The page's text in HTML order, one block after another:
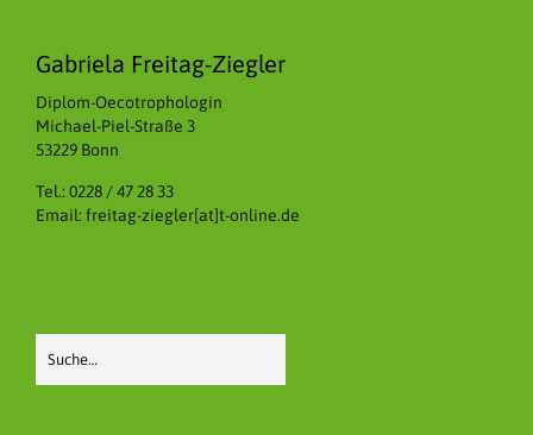
Gabriela Freitag-Ziegler
Diplom-Oecotrophologin
Michael-Piel-Straße 3
53229 Bonn
Tel.: 0228 / 47 28 33
Email: freitag-ziegler[at]t-online.de